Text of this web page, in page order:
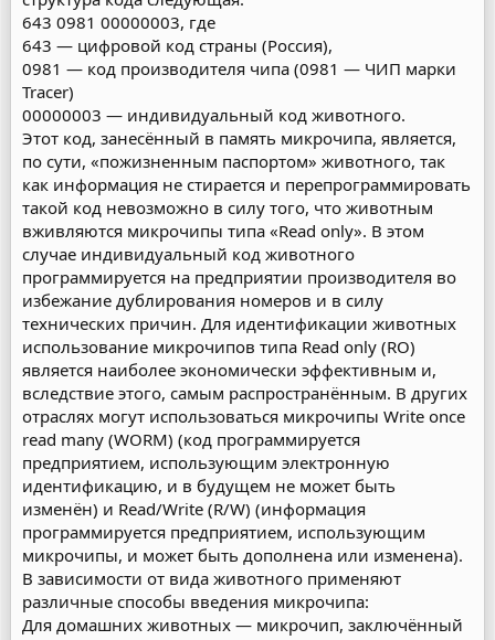
643 0981 00000003, где
643 — цифровой код страны (Россия),
0981 — код производителя чипа (0981 — ЧИП марки
Tracer)
00000003 — индивидуальный код животного.
Этот код, занесённый в память микрочипа, является,
по сути, «пожизненным паспортом» животного, так
как информация не стирается и перепрограммировать
такой код невозможно в силу того, что животным
вживляются микрочипы типа «Read only». В этом
случае индивидуальный код животного
программируется на предприятии производителя во
избежание дублирования номеров и в силу
технических причин. Для идентификации животных
использование микрочипов типа Read only (RO)
является наиболее экономически эффективным и,
вследствие этого, самым распространённым. В других
отраслях могут использоваться микрочипы Write once
read many (WORM) (код программируется
предприятием, использующим электронную
идентификацию, и в будущем не может быть
изменён) и Read/Write (R/W) (информация
программируется предприятием, использующим
микрочипы, и может быть дополнена или изменена).
В зависимости от вида животного применяют
различные способы введения микрочипа:
Для домашних животных — микрочип, заключённый